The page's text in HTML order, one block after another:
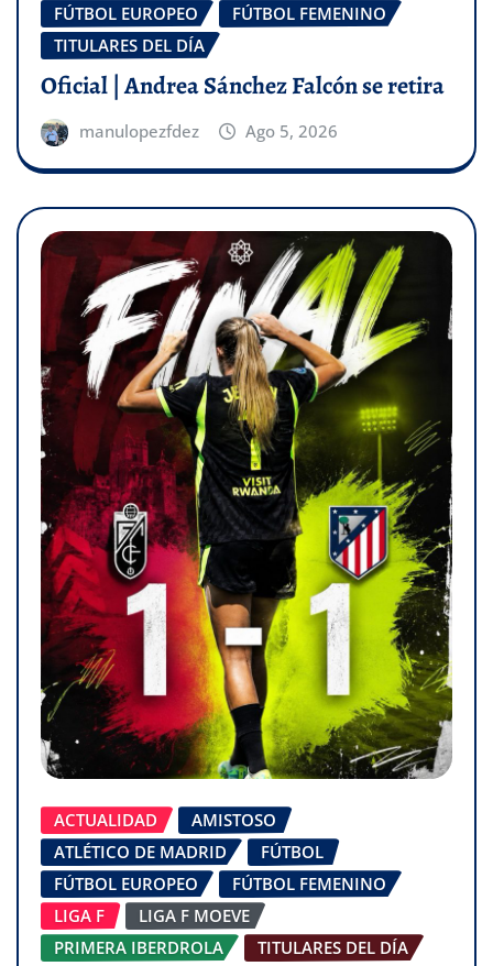
FÚTBOL EUROPEO
FÚTBOL FEMENINO
TITULARES DEL DÍA
Oficial | Andrea Sánchez Falcón se retira
manulopezfdez Ago 5, 2026
ACTUALIDAD
AMISTOSO
ATLÉTICO DE MADRID
FÚTBOL
FÚTBOL EUROPEO
FÚTBOL FEMENINO
LIGA F
LIGA F MOEVE
PRIMERA IBERDROLA
TITULARES DEL DÍA